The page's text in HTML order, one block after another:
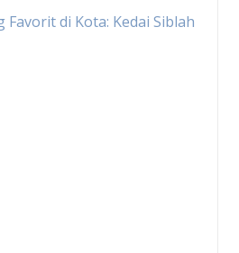
di Kota: Kedai Siblah